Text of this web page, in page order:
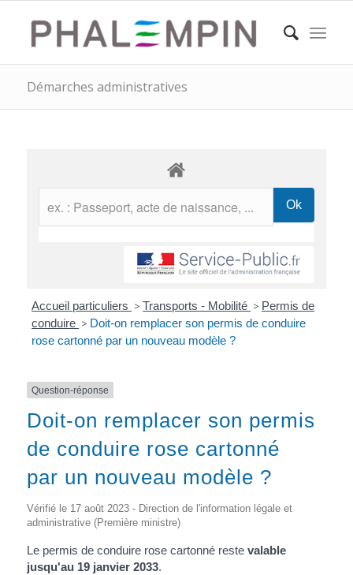
Démarches administratives
Accueil particuliers > Transports - Mobilité > Permis de
conduire > Doit-on remplacer son permis de conduire
rose cartonné par un nouveau modèle ?
Question-réponse
Doit-on remplacer son permis
de conduire rose cartonné
par un nouveau modèle ?
Vérifié le 17 août 2023 - Direction de l'information légale et
administrative (Première ministre)
Le permis de conduire rose cartonné reste valable
jusqu'au 19 janvier 2033.